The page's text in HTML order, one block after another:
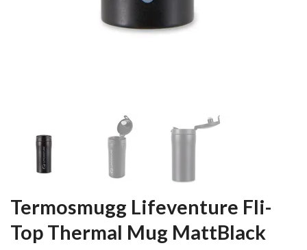
Termosmugg Lifeventure Fli-
Top Thermal Mug MattBlack